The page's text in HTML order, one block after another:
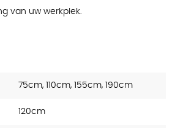
van uw werkplek.
75cm, 110cm, 155cm, 190cm
120cm